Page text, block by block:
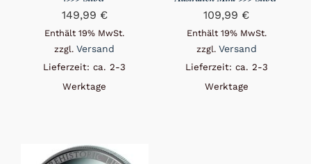
149,99 €
Enthält 19% MwSt.
zzgl.Versand
Lieferzeit: ca. 2-3
Werktage
109,99 €
Enthält 19% MwSt.
zzgl. Versand
Lieferzeit: ca. 2-3
Werktage